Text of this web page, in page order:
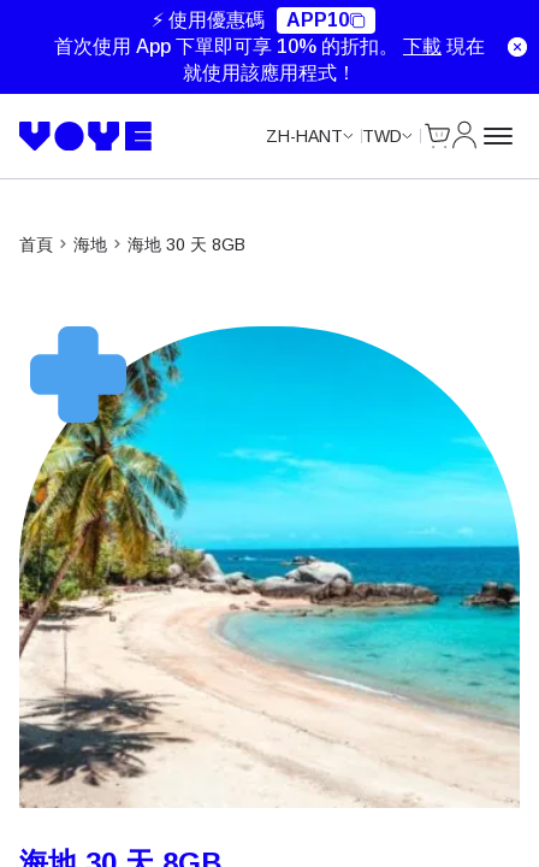
⚡ 使用優惠碼
APP10
首次使用 App 下單即可享 10% 的折扣。 下載 現在
就使用該應用程式！
ZH-HANT TWD
首頁 海地 海地 30 天 8GB